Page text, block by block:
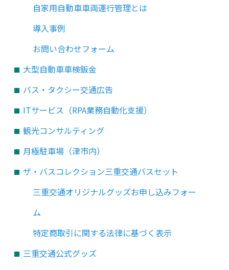
自家用自動車車両運行管理とは
導入事例
お問い合わせフォーム
大型自動車車検鈑金
バス・タクシー交通広告
ITサービス（RPA業務自動化支援）
観光コンサルティング
月極駐車場（津市内）
ザ・バスコレクション三重交通バスセット
三重交通オリジナルグッズお申し込みフォー
ム
特定商取引に関する法律に基づく表示
三重交通公式グッズ